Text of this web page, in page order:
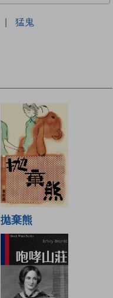
| 猛鬼
拋棄熊